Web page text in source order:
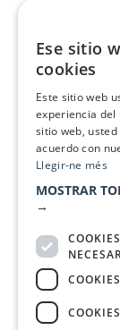
Ese sitio
cookies
Este sitio web
experiencia
sitio web,
acuerdo con
Llegir-ne més
MOSTRAR
→